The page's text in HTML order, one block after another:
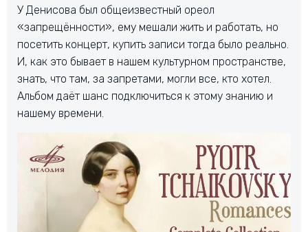
У Денисова был общеизвестный ореол
«запрещённости», ему мешали жить и работать, но
посетить концерт, купить записи тогда было реально.
И, как это бывает в нашем культурном пространстве,
знать, что там, за запретами, могли все, кто хотел.
Альбом даёт шанс подключиться к этому знанию и
нашему времени.